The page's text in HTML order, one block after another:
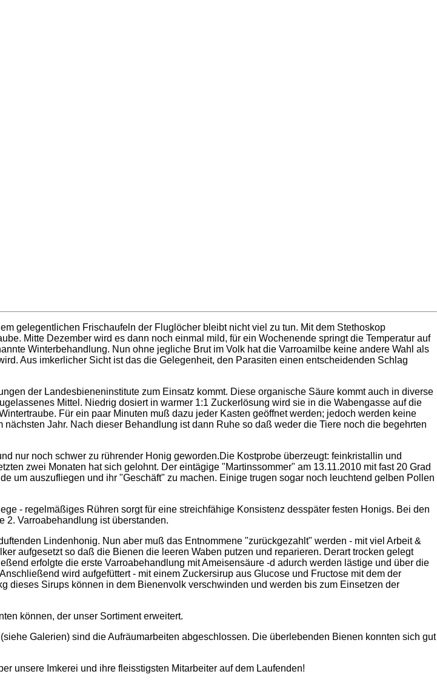
gelegentlichen Frischaufeln der Fluglöcher bleibt nicht viel zu tun. Mit dem Stethoskop
Mitte Dezember wird es dann noch einmal mild, für ein Wochenende springt die Temperatur auf
Winterbehandlung. Nun ohne jegliche Brut im Volk hat die Varroamilbe keine andere Wahl als
Aus imkerlicher Sicht ist das die Gelegenheit, den Parasiten einen entscheidenden Schlag
der Landesbieneninstitute zum Einsatz kommt. Diese organische Säure kommt auch in diverse
Mittel. Niedrig dosiert in warmer 1:1 Zuckerlösung wird sie in die Wabengasse auf die
Für ein paar Minuten muß dazu jeder Kasten geöffnet werden; jedoch werden keine
Jahr. Nach dieser Behandlung ist dann Ruhe so daß weder die Tiere noch die begehrten
nur noch schwer zu rührender Honig geworden.Die Kostprobe überzeugt: feinkristallin und
zwei Monaten hat sich gelohnt. Der eintägige "Martinssommer" am 13.11.2010 mit fast 20 Grad
um auszufliegen und ihr "Geschäft" zu machen. Einige trugen sogar noch leuchtend gelben Pollen
- regelmäßiges Rühren sorgt für eine streichfähige Konsistenz desspäter festen Honigs. Bei den
2. Varroabehandlung ist überstanden.
Lindenhonig. Nun aber muß das Entnommene "zurückgezahlt" werden - mit viel Arbeit &
aufgesetzt so daß die Bienen die leeren Waben putzen und reparieren. Derart trocken gelegt
erfolgte die erste Varroabehandlung mit Ameisensäure -d adurch werden lästige und über die
wird aufgefüttert - mit einem Zuckersirup aus Glucose und Fructose mit dem der
dieses Sirups können in dem Bienenvolk verschwinden und werden bis zum Einsetzen der
können, der unser Sortiment erweitert.
Galerien) sind die Aufräumarbeiten abgeschlossen. Die überlebenden Bienen konnten sich gut
unsere Imkerei und ihre fleisstigsten Mitarbeiter auf dem Laufenden!